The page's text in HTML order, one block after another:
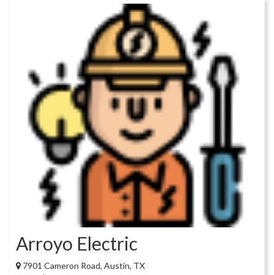
Arroyo Electric
7901 Cameron Road, Austin, TX